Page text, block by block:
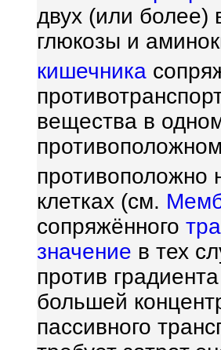
двух (или более)
глюкозы и
кишечника
вещества в
противоположно
клетках (см.
сопряжённого
значение в тех
против градиента
большей
пассивного